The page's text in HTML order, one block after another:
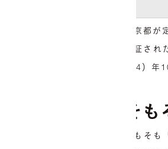
東京都が
認証さ
024）年
そ
そもそ